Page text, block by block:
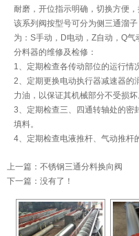
耐磨，开位指示明确，切换方便，
该系列阀按型号可分为侧三通溜
为：S手动，D电动，Z自动，Q气
分料器的维修及检修：
1、定期检查各传动部位的运行情
2、定期更换电动执行器减速器的
力油，以保证其机械部分不受损坏
3、定期检查三、四通转轴处的密
填料。
4、定期检查电液推杆、气动推杆
上一篇： 不锈钢三通分料换向阀
下一篇：没有了！